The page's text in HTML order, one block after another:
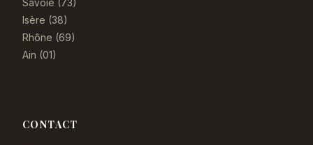
Savoie (73)
Isère (38)
Rhône (69)
Ain (01)
CONTACT